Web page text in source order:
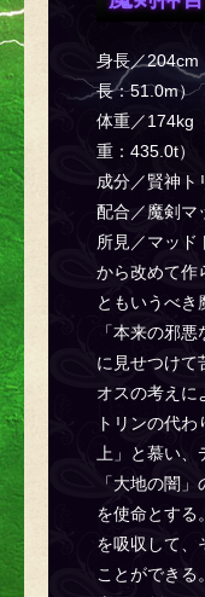
身長／204cm
長：51.0m）
体重／174kg
重：435.0t）
成分／賢神ト
配合／魔剣マ
所見／マッド
から改めて作
ともいうべき
「本来の邪
に見せつけて
オスの考えに
トリンの代
上」と慕い
「大地の闇
を使命とする
を吸収して、
ことができる。